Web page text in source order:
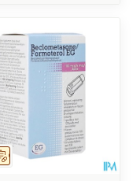
Op voorschrift